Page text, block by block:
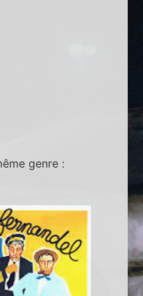
genre :